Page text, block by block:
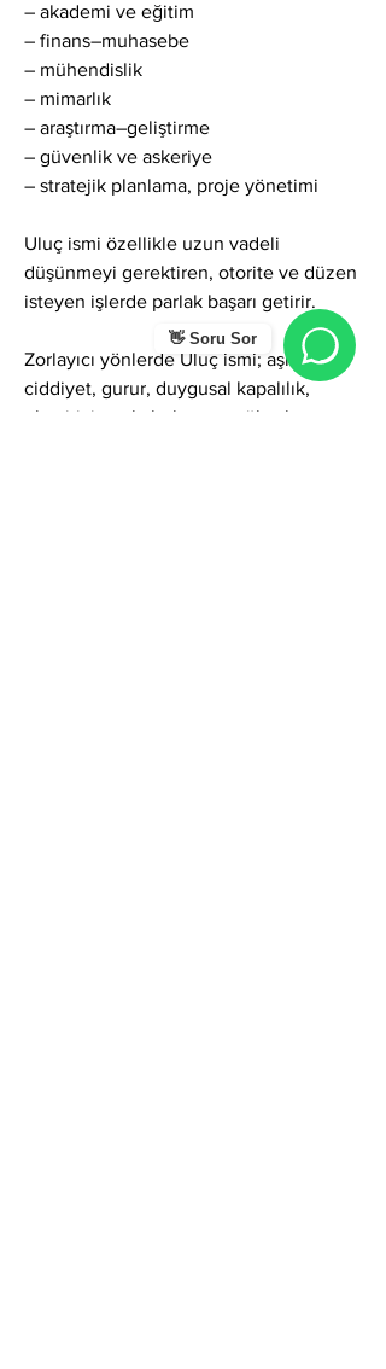
👋 Soru Sor
– akademi ve eğitim
– finans–muhasebe
– mühendislik
– mimarlık
– araştırma–geliştirme
– güvenlik ve askeriye
– stratejik planlama, proje yönetimi
Uluç ismi özellikle uzun vadeli
düşünmeyi gerektiren, otorite ve düzen
isteyen işlerde parlak başarı getirir.
Zorlayıcı yönlerde Uluç ismi; aşırı
ciddiyet, gurur, duygusal kapalılık,
eleştiriyi zor kabul etme, yüksek